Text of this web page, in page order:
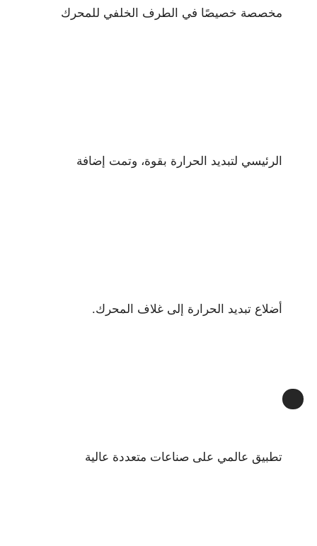
مخصصة خصيصًا في الطرف الخلفي للمحرك
الرئيسي لتبديد الحرارة بقوة، وتمت إضافة
أضلاع تبديد الحرارة إلى غلاف المحرك.
تطبيق عالمي على صناعات متعددة عالية